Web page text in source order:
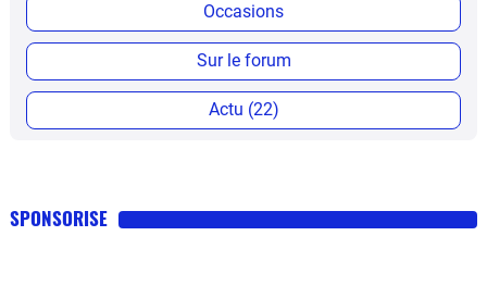
Occasions
Sur le forum
Actu (22)
SPONSORISE